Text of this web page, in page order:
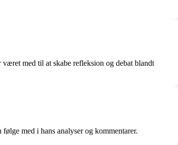
med til at skabe refleksion og debat blandt
med i hans analyser og kommentarer.